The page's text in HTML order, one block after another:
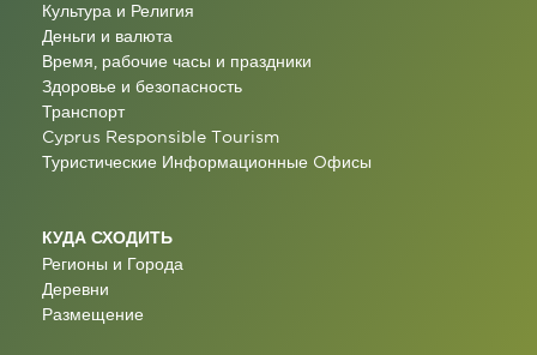
Культура и Религия
Деньги и валюта
Время, рабочие часы и праздники
Здоровье и безопасность
Транспорт
Cyprus Responsible Tourism
Туристические Информационные Oфисы
КУДА СХОДИТЬ
Регионы и Города
Деревни
Размещение